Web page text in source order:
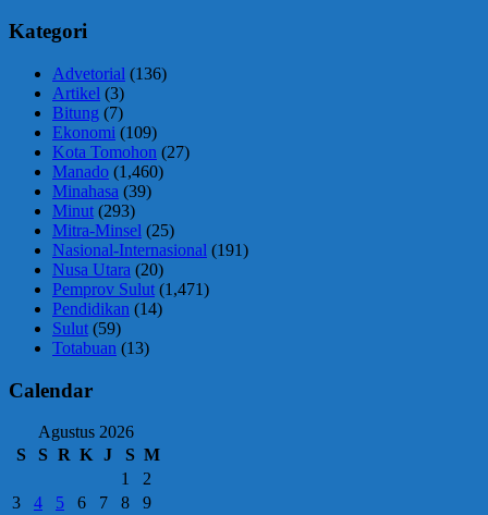
Kategori
Advetorial (136)
Artikel (3)
Bitung (7)
Ekonomi (109)
Kota Tomohon (27)
Manado (1,460)
Minahasa (39)
Minut (293)
Mitra-Minsel (25)
Nasional-Internasional (191)
Nusa Utara (20)
Pemprov Sulut (1,471)
Pendidikan (14)
Sulut (59)
Totabuan (13)
Calendar
Agustus 2026
S
S R K J S M
1
2
3
4 5 6 7 8
9